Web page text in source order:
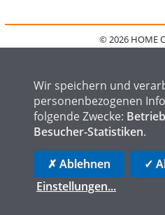
© 2026 HOME
FAQ
HOME OF
Wir speichern und
personenbezogenen
folgende Zwecke:
Besucher-Statistiken.
✗ Ablehnen
✓
Einstellungen...